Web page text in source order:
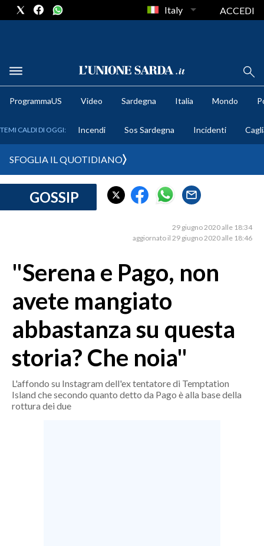
METEO
CRONACA SARDEGNA
MEDIO CAMPIDANO
SASSARI E PROVINCIA
GALLURA
NUORO E PROVINCIA
OGLIASTRA
CRONACA
Italy ACCEDI
ProgrammaUS Video Sardegna Italia Mondo
TEMI CALDI DI OGGI: Incendi Sos Sardegna Incidenti
SFOGLIA IL QUOTIDIANO
GOSSIP
29 giugno 2020 alle 18:34
aggiornato il 29 giugno 2020 alle 18:46
"Serena e Pago, non
avete mangiato
abbastanza su questa
storia? Che noia"
L'affondo su Instagram dell'ex tentatore di Temptation
Island che secondo quanto detto da Pago è alla base della
rottura dei due